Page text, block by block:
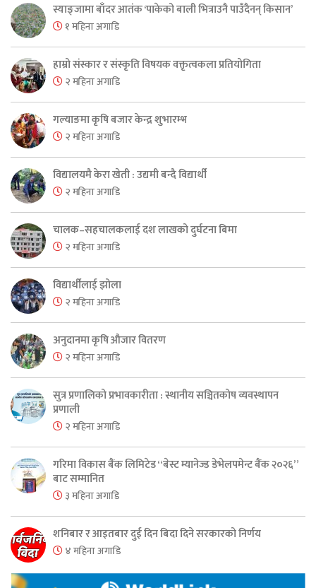
स्याङ्जामा बाँदर आतंक ‘पाकेको बाली भित्राउनै पाउँदैनन् किसान’
१ महिना अगाडि
हाम्रो संस्कार र संस्कृति विषयक वक्तृत्वकला प्रतियोगिता
२ महिना अगाडि
गल्याङमा कृषि बजार केन्द्र शुभारम्भ
२ महिना अगाडि
विद्यालयमै केरा खेती : उद्यमी बन्दै विद्यार्थी
२ महिना अगाडि
चालक–सहचालकलाई दश लाखको दुर्घटना बिमा
२ महिना अगाडि
विद्यार्थीलाई झोला
२ महिना अगाडि
अनुदानमा कृषि औजार वितरण
२ महिना अगाडि
सुत्र प्रणालिको प्रभावकारीता : स्थानीय सञ्चितकोष व्यवस्थापन
प्रणाली
२ महिना अगाडि
गरिमा विकास बैंक लिमिटेड “बेस्ट म्यानेज्ड डेभेलपमेन्ट बैंक २०२६”
बाट सम्मानित
३ महिना अगाडि
शनिबार र आइतबार दुई दिन बिदा दिने सरकारको निर्णय
४ महिना अगाडि